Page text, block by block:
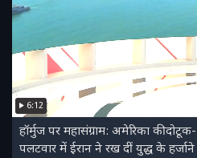
6:12
हॉर्मुज पर महासंग्राम: अमेरिका की
पलटवार में ईरान ने रख दीं युद्ध के हर्जाने